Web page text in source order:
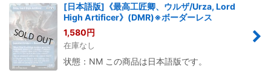
[日本語版]《最高工匠卿、ウルザ/Urza, Lord
High Artificer》(DMR)※ボーダーレス
1,580円
在庫なし
状態：NM この商品は日本語版です。